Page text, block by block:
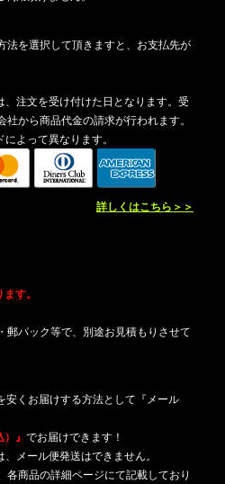
法を選択して頂きますと、お支払先が
注文を受け付けた日となります。受
から商品代金の請求が行われます。
よって異なります。
詳しくはこちら＞＞
す。
郵パック等で、別途お見積もりさせて
安くお届けする方法として『メール
』 でお届けできます！
メール便発送はできません。
各商品の詳細ページにて記載しており